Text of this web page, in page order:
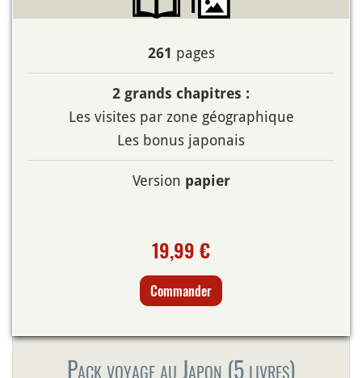
261 pages
2 grands chapitres :
Les visites par zone géographique
Les bonus japonais
Version papier
19,99 €
Commander
Pack voyage au Japon (5 livres)